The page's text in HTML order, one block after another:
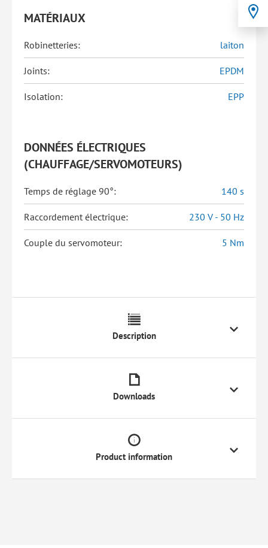
MATÉRIAUX
Robinetteries: laiton
Joints: EPDM
Isolation: EPP
DONNÉES ÉLECTRIQUES
(CHAUFFAGE/SERVOMOTEURS)
Temps de réglage 90°: 140 s
Raccordement électrique: 230 V - 50 Hz
Couple du servomoteur: 5 Nm
Description
Downloads
Product information